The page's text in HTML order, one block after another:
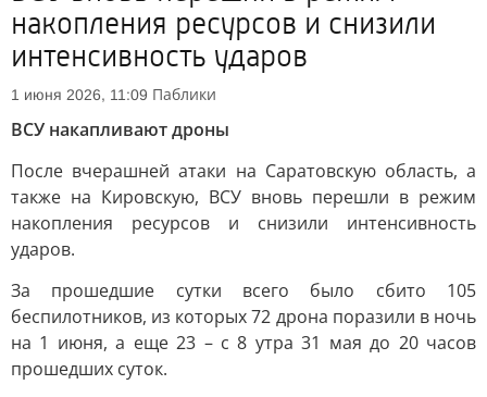
накопления ресурсов и снизили
интенсивность ударов
1 июня 2026, 11:09 Паблики
ВСУ накапливают дроны
После вчерашней атаки на Саратовскую область, а
также на Кировскую, ВСУ вновь перешли в режим
накопления ресурсов и снизили интенсивность
ударов.
За прошедшие сутки всего было сбито 105
беспилотников, из которых 72 дрона поразили в ночь
на 1 июня, а еще 23 – с 8 утра 31 мая до 20 часов
прошедших суток.